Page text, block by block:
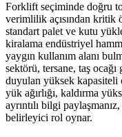
Forklift seçiminde doğru
verimlilik açısından kritik
standart palet ve kutu
kiralama endüstriyel
yaygın kullanım alanı
sektörü, tersane, taş
duyulan yüksek kapasiteli
yük ağırlığı, kaldırma
ayrıntılı bilgi
belirleyici rol oynar.